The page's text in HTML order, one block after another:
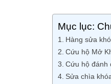
Mục lục:
Hàng sửa
Cứu hộ Mở
Cứu hộ đánh
Sửa chìa